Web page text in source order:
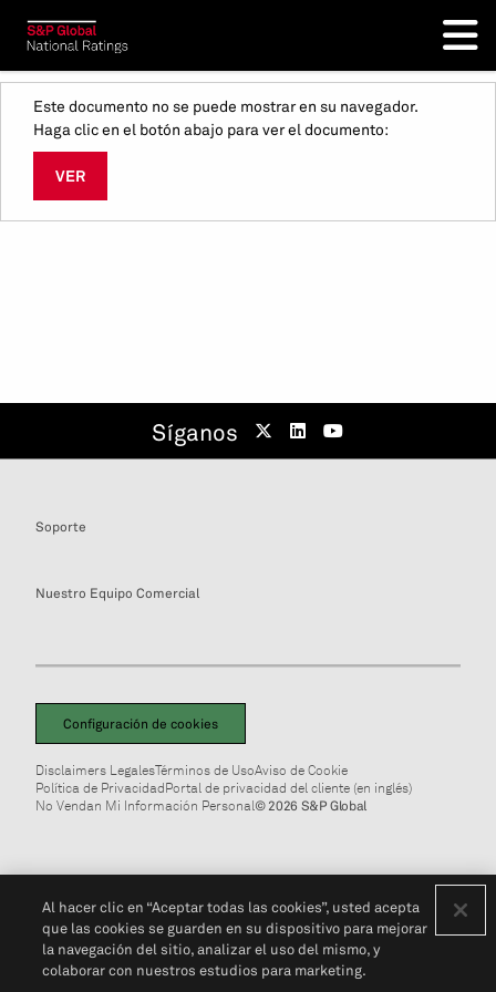
Este documento no se puede mostrar en su navegador.
Haga clic en el botón abajo para ver el documento:
VER
Síganos
Soporte
Nuestro Equipo Comercial
Configuración de cookies
Disclaimers LegalesTérminos de UsoAviso de Cookie
Política de PrivacidadPortal de privacidad del cliente (en inglés)
No Vendan Mi Información Personal© 2026 S&P Global
Al hacer clic en “Aceptar todas las cookies”, usted acepta
que las cookies se guarden en su dispositivo para mejorar
la navegación del sitio, analizar el uso del mismo, y
colaborar con nuestros estudios para marketing.